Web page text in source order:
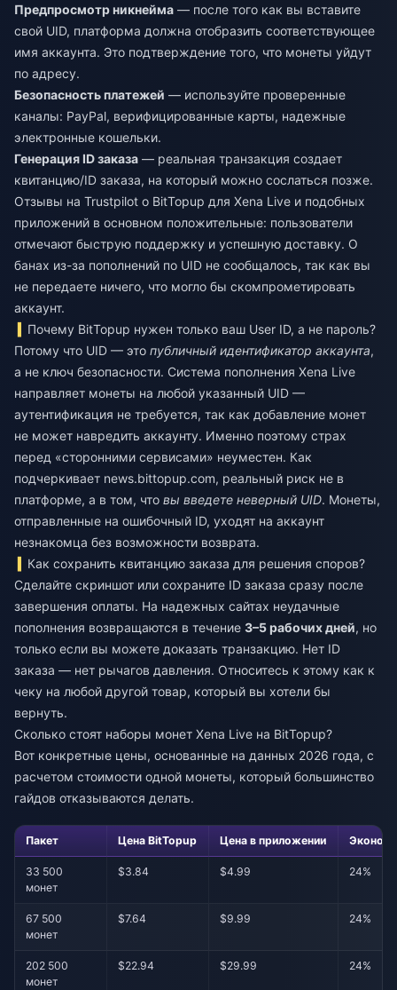
Предпросмотр никнейма — после того как вы вставите
свой UID, платформа должна отобразить соответствующее
имя аккаунта. Это подтверждение того, что монеты уйдут
по адресу.
Безопасность платежей — используйте проверенные
каналы: PayPal, верифицированные карты, надежные
электронные кошельки.
Генерация ID заказа — реальная транзакция создает
квитанцию/ID заказа, на который можно сослаться позже.
Отзывы на Trustpilot о BitTopup для Xena Live и подобных
приложений в основном положительные: пользователи
отмечают быструю поддержку и успешную доставку. О
банах из-за пополнений по UID не сообщалось, так как вы
не передаете ничего, что могло бы скомпрометировать
аккаунт.
Почему BitTopup нужен только ваш User ID, а не пароль?
Потому что UID — это публичный идентификатор аккаунта,
а не ключ безопасности. Система пополнения Xena Live
направляет монеты на любой указанный UID —
аутентификация не требуется, так как добавление монет
не может навредить аккаунту. Именно поэтому страх
перед «сторонними сервисами» неуместен. Как
подчеркивает news.bittopup.com, реальный риск не в
платформе, а в том, что вы введете неверный UID. Монеты,
отправленные на ошибочный ID, уходят на аккаунт
незнакомца без возможности возврата.
Как сохранить квитанцию заказа для решения споров?
Сделайте скриншот или сохраните ID заказа сразу после
завершения оплаты. На надежных сайтах неудачные
пополнения возвращаются в течение 3–5 рабочих дней, но
только если вы можете доказать транзакцию. Нет ID
заказа — нет рычагов давления. Относитесь к этому как к
чеку на любой другой товар, который вы хотели бы
вернуть.
Сколько стоят наборы монет Xena Live на BitTopup?
Вот конкретные цены, основанные на данных 2026 года, с
расчетом стоимости одной монеты, который большинство
гайдов отказываются делать.
Пакет Цена BitTopup Цена в приложении
33 500
монет
$3.84 $4.99 24%
67 500
монет
$7.64 $9.99 24%
202 500
монет
$22.94 $29.99 24%